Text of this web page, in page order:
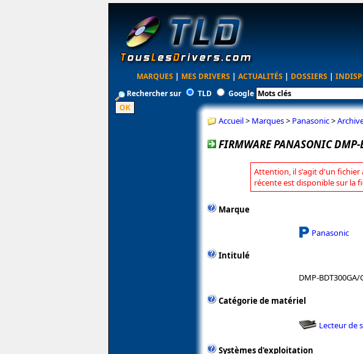
MARQUES | MES DRIVERS | ACTUALITÉS | DOSSIERS |
Rechercher sur
TLD Google
Accueil> Marques> Panasonic>
FIRMWARE PANASONIC
Attention, il s'agit d'un fichier
récente est disponible sur la
Marque
Panasonic
Intitulé
DMP-BDT300GA/
Catégorie de matériel
Lecteur de
Systèmes d'exploitation